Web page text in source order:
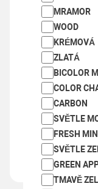
MRAMOR
WOOD
KRÉMOVÁ
ZLATÁ
BICOLOR
COLOR
CARBON
SVĚTLE
FRESH
SVĚTLE
GREEN
TMAVĚ
REC-PLA -
Skladem
489 Kč
+
-